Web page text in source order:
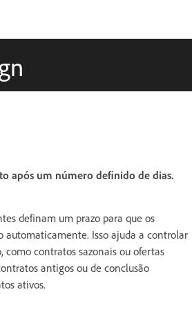
após um número definido de dias.
definam um prazo para que os
automaticamente. Isso ajuda a controlar
como contratos sazonais ou ofertas
antigos ou de conclusão
ativos.